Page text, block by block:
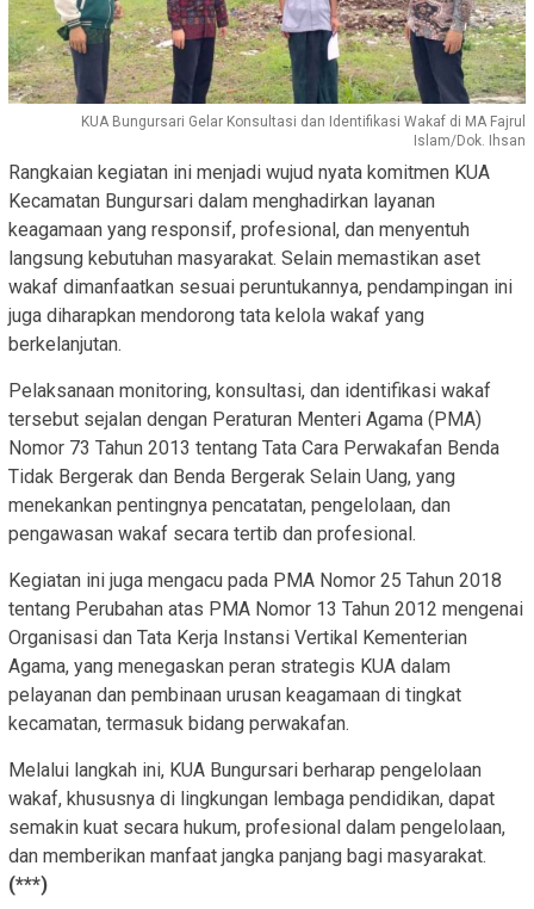
KUA Bungursari Gelar Konsultasi dan Identifikasi Wakaf di MA Fajrul
Islam/Dok. Ihsan
Rangkaian kegiatan ini menjadi wujud nyata komitmen KUA
Kecamatan Bungursari dalam menghadirkan layanan
keagamaan yang responsif, profesional, dan menyentuh
langsung kebutuhan masyarakat. Selain memastikan aset
wakaf dimanfaatkan sesuai peruntukannya, pendampingan ini
juga diharapkan mendorong tata kelola wakaf yang
berkelanjutan.
Pelaksanaan monitoring, konsultasi, dan identifikasi wakaf
tersebut sejalan dengan Peraturan Menteri Agama (PMA)
Nomor 73 Tahun 2013 tentang Tata Cara Perwakafan Benda
Tidak Bergerak dan Benda Bergerak Selain Uang, yang
menekankan pentingnya pencatatan, pengelolaan, dan
pengawasan wakaf secara tertib dan profesional.
Kegiatan ini juga mengacu pada PMA Nomor 25 Tahun 2018
tentang Perubahan atas PMA Nomor 13 Tahun 2012 mengenai
Organisasi dan Tata Kerja Instansi Vertikal Kementerian
Agama, yang menegaskan peran strategis KUA dalam
pelayanan dan pembinaan urusan keagamaan di tingkat
kecamatan, termasuk bidang perwakafan.
Melalui langkah ini, KUA Bungursari berharap pengelolaan
wakaf, khususnya di lingkungan lembaga pendidikan, dapat
semakin kuat secara hukum, profesional dalam pengelolaan,
dan memberikan manfaat jangka panjang bagi masyarakat.
(***)